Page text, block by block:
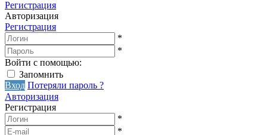
Регистрация
Авторизация
Регистрация
*
*
Войти с помощью:
Запомнить
Вход Потеряли пароль ?
Авторизация
Регистрация
*
*